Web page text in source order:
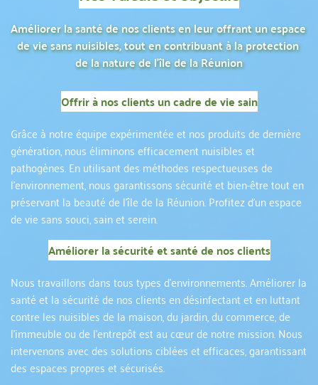
Améliorer la santé de nos clients en leur offrant un espace
de vie sans nuisibles, tout en contribuant à la protection
de la nature de l'île de la Réunion
Offrir à nos clients un cadre de vie sain
Grâce à notre équipe expérimentée et nos produits de dernière
génération, nous éliminons efficacement nuisibles et
pathogènes. En utilisant des méthodes respectueuses de
l'environnement, nous garantissons sécurité et bien-être tout en
préservant la beauté de l'île de la Réunion. Profitez d'un espace
de vie sans souci, sain et serein.
Améliorer la sécurité et santé de nos clients
Nous travaillons dans tous types d'environnements. Améliorer la
santé et la sécurité de nos clients en désinfectant et en luttant
contre les nuisibles de la maison, du jardin, du commerce, de
l'immeuble ou de l'entrepôt est au cœur de notre mission. Nous
intervenons avec des solutions ciblées et efficaces, garantissant
des espaces propres et sécurisés.